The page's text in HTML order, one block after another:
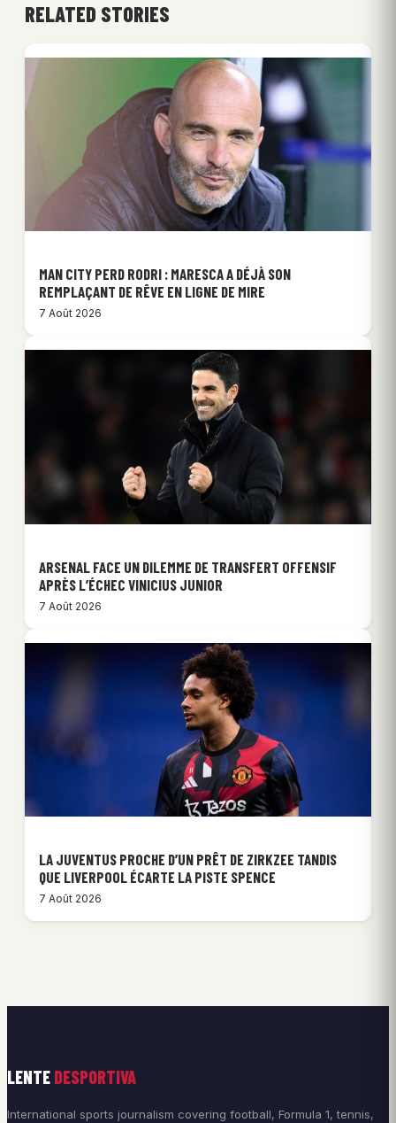
RELATED STORIES
MAN CITY PERD RODRI : MARESCA A DÉJÀ SON
REMPLAÇANT DE RÊVE EN LIGNE DE MIRE
7 Août 2026
ARSENAL FACE UN DILEMME DE TRANSFERT OFFENSIF
APRÈS L’ÉCHEC VINICIUS JUNIOR
7 Août 2026
LA JUVENTUS PROCHE D’UN PRÊT DE ZIRKZEE TANDIS
QUE LIVERPOOL ÉCARTE LA PISTE SPENCE
7 Août 2026
LENTE DESPORTIVA
International sports journalism covering football, Formula 1, tennis,